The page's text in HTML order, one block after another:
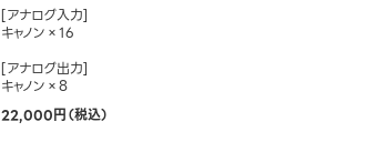
[アナログ入力]
キャノン×16
[アナログ出力]
キャノン×8
22,000円（税込）